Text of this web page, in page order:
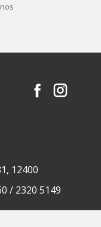
12400
/ 2320 5149